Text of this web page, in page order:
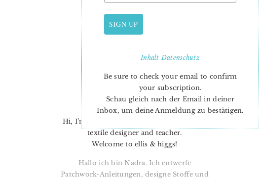
PRIMARY
SIDEBAR
Hi, I’m Nadra. I’m a quilt pattern designer,
textile designer and teacher.
Welcome to ellis & higgs!
Hallo ich bin Nadra. Ich entwerfe
Patchwork-Anleitungen, designe Stoffe und
SIGN UP
InhaltDatenschutz
Be sure to check your email to confirm
your subscription.
Schau gleich nach der Email in deiner
Inbox, um deine Anmeldung zu bestätigen.